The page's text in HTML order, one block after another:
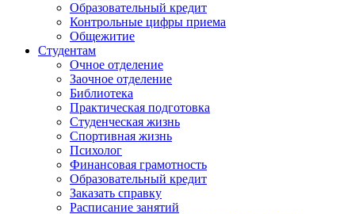
Образовательный кредит
Контрольные цифры приема
Общежитие
Студентам
Очное отделение
Заочное отделение
Библиотека
Практическая подготовка
Студенческая жизнь
Спортивная жизнь
Психолог
Финансовая грамотность
Образовательный кредит
Заказать справку
Расписание занятий